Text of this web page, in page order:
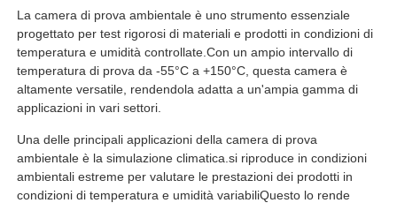
La camera di prova ambientale è uno strumento essenziale
progettato per test rigorosi di materiali e prodotti in condizioni di
temperatura e umidità controllate.Con un ampio intervallo di
temperatura di prova da -55°C a +150°C, questa camera è
altamente versatile, rendendola adatta a un'ampia gamma di
applicazioni in vari settori.
Una delle principali applicazioni della camera di prova
ambientale è la simulazione climatica.si riproduce in condizioni
ambientali estreme per valutare le prestazioni dei prodotti in
condizioni di temperatura e umidità variabiliQuesto lo rende